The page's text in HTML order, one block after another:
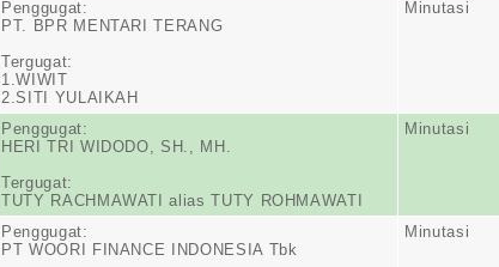
Penggugat:
PT. BPR MENTARI TERANG
Tergugat:
1.WIWIT
2.SITI YULAIKAH
Minutasi
Penggugat:
HERI TRI WIDODO, SH., MH.
Tergugat:
TUTY RACHMAWATI alias TUTY ROHMAWATI
Minutasi
Penggugat:
PT WOORI FINANCE INDONESIA Tbk
Minutasi